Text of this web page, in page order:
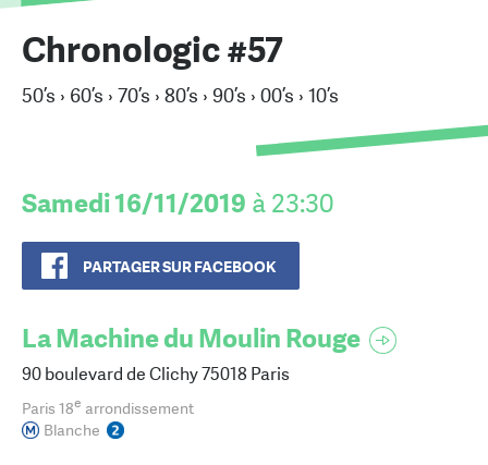
Chronologic #57
50’s › 60’s › 70’s › 80’s › 90’s › 00’s › 10’s
Samedi 16/11/2019 à 23:30
PARTAGER SUR FACEBOOK
La Machine du Moulin Rouge
90 boulevard de Clichy 75018 Paris
Paris 18e arrondissement
Blanche